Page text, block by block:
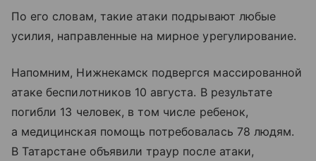
По его словам, такие атаки подрывают любые
усилия, направленные на мирное урегулирование.
Напомним, Нижнекамск подвергся массированной
атаке беспилотников 10 августа. В результате
погибли 13 человек, в том числе ребенок,
а медицинская помощь потребовалась 78 людям.
В Татарстане объявили траур после атаки,